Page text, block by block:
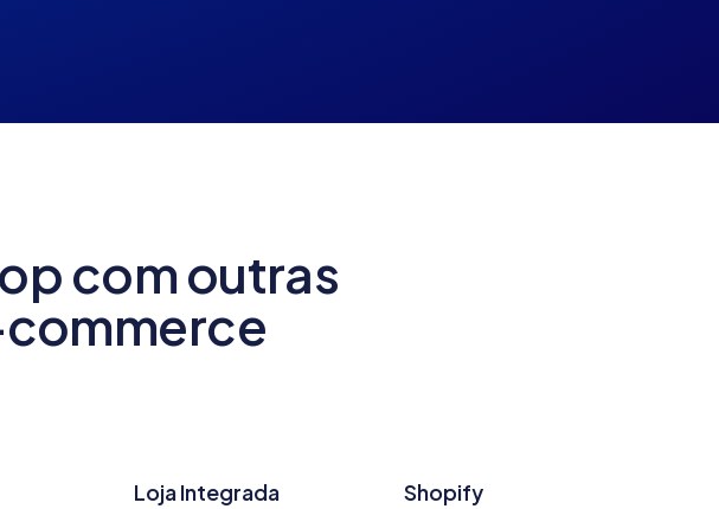
com outras
Loja Integrada Shopify